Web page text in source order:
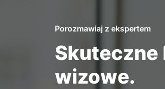
Porozmawiaj z ekspertem
wizowe.